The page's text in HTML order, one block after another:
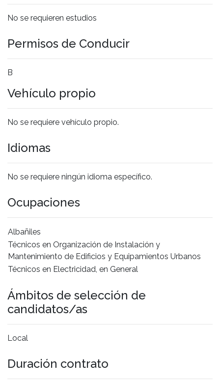
No se requieren estudios
Permisos de Conducir
B
Vehículo propio
No se requiere vehículo propio.
Idiomas
No se requiere ningún idioma específico.
Ocupaciones
Albañiles
Técnicos en Organización de Instalación y
Mantenimiento de Edificios y Equipamientos Urbanos
Técnicos en Electricidad, en General
Ámbitos de selección de
candidatos/as
Local
Duración contrato